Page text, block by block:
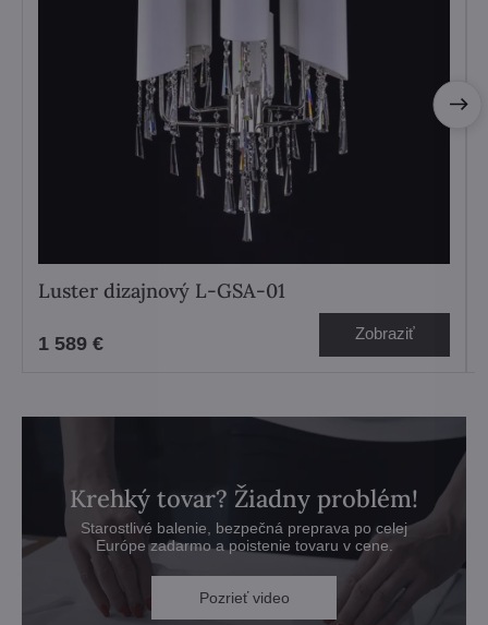
Luster dizajnový L-GSA-01
1 589 € Zobraziť
Krehký tovar? Žiadny problém!
Starostlivé balenie, bezpečná preprava po celej
Európe zadarmo a poistenie tovaru v cene.
Pozrieť video